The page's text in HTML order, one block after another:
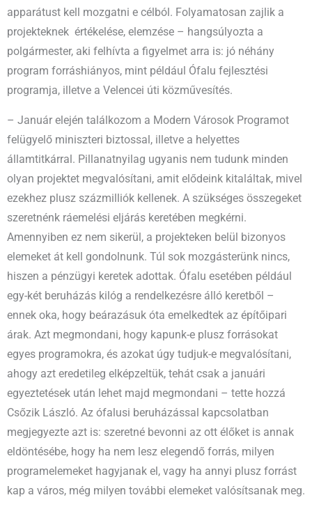
apparátust kell mozgatni e célból. Folyamatosan zajlik a
projekteknek értékelése, elemzése – hangsúlyozta a
polgármester, aki felhívta a figyelmet arra is: jó néhány
program forráshiányos, mint például Ófalu fejlesztési
programja, illetve a Velencei úti közművesítés.
– Január elején találkozom a Modern Városok Programot
felügyelő miniszteri biztossal, illetve a helyettes
államtitkárral. Pillanatnyilag ugyanis nem tudunk minden
olyan projektet megvalósítani, amit elődeink kitaláltak, mivel
ezekhez plusz százmilliók kellenek. A szükséges összegeket
szeretnénk ráemelési eljárás keretében megkérni.
Amennyiben ez nem sikerül, a projekteken belül bizonyos
elemeket át kell gondolnunk. Túl sok mozgásterünk nincs,
hiszen a pénzügyi keretek adottak. Ófalu esetében például
egy-két beruházás kilóg a rendelkezésre álló keretből –
ennek oka, hogy beárazásuk óta emelkedtek az építőipari
árak. Azt megmondani, hogy kapunk-e plusz forrásokat
egyes programokra, és azokat úgy tudjuk-e megvalósítani,
ahogy azt eredetileg elképzeltük, tehát csak a januári
egyeztetések után lehet majd megmondani – tette hozzá
Csőzik László. Az ófalusi beruházással kapcsolatban
megjegyezte azt is: szeretné bevonni az ott élőket is annak
eldöntésébe, hogy ha nem lesz elegendő forrás, milyen
programelemeket hagyjanak el, vagy ha annyi plusz forrást
kap a város, még milyen további elemeket valósítsanak meg.